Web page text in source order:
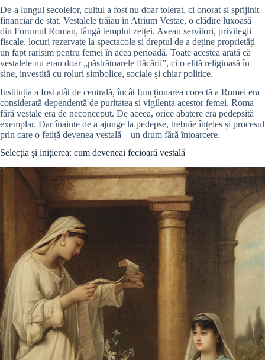
De-a lungul secolelor, cultul a fost nu doar tolerat, ci onorat și sprijinit
financiar de stat. Vestalele trăiau în Atrium Vestae, o clădire luxoasă
din Forumul Roman, lângă templul zeiței. Aveau servitori, privilegii
fiscale, locuri rezervate la spectacole și dreptul de a deține proprietăți –
un fapt rarisim pentru femei în acea perioadă. Toate acestea arată că
vestalele nu erau doar „păstrătoarele flăcării”, ci o elită religioasă în
sine, investită cu roluri simbolice, sociale și chiar politice.
Instituția a fost atât de centrală, încât funcționarea corectă a Romei era
considerată dependentă de puritatea și vigilența acestor femei. Roma
fără vestale era de neconceput. De aceea, orice abatere era pedepsită
exemplar. Dar înainte de a ajunge la pedepse, trebuie înțeles și procesul
prin care o fetiță devenea vestală – un drum fără întoarcere.
Selecția și inițierea: cum deveneai fecioară vestală